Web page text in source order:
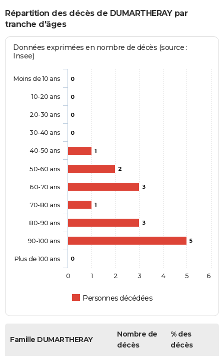
Répartition des décès de DUMARTHERAY par
tranche d'âges
Données exprimées en nombre de décès (source :
Insee)
0
0
0
0
1
2
3
1
3
5
0
Personnes décédées
Moins de 10 ans
10-20 ans
20-30 ans
30-40 ans
40-50 ans
50-60 ans
60-70 ans
70-80 ans
80-90 ans
90-100 ans
Plus de 100 ans
0 1 2 3 4 5 6
Famille DUMARTHERAY
Nombre de
décès
% des
décès